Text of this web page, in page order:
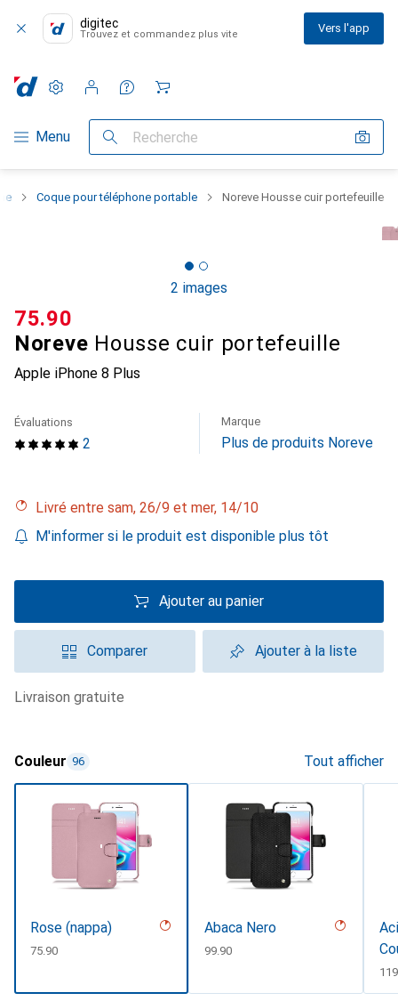
digitec
Trouvez et commandez plus vite Vers l'app
Navigation par catégorie
Menu Recherche
Paramètres
Compte client
Listes de comparaison
Listes d'envies
Panier
Coque pour téléphone portable Noreve Housse cuir portefeuille
2 images
Noreve Housse cuir portefeuille
Apple iPhone 8 Plus
CHF
75.90
2
Évaluations Marque
Plus de produits Noreve
Livré entre sam, 26/9 et mer, 14/10
M'informer si le produit est disponible plus tôt
Ajouter au panier
Comparer Ajouter à la liste
livraison gratuite
Couleur 96 Tout afficher
Rose (nappa)
CHF
75.90
Abaca Nero
CHF
99.90